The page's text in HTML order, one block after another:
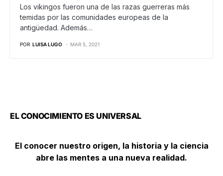
Los vikingos fueron una de las razas guerreras más
temidas por las comunidades europeas de la
antigüedad. Además…
POR LUISA LUGO MAR 5, 2021
EL CONOCIMIENTO ES UNIVERSAL
El conocer nuestro origen, la historia y la ciencia
abre las mentes a una nueva realidad.